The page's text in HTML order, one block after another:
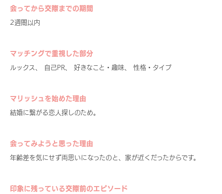
会ってから交際までの期間
2週間以内
マッチングで重視した部分
ルックス、 自己PR、 好きなこと・趣味、 性格・タイプ
マリッシュを始めた理由
結婚に繋がる恋人探しのため。
会ってみようと思った理由
年齢差を気にせず両思いになったのと、家が近くだったからです。
印象に残っている交際前のエピソード